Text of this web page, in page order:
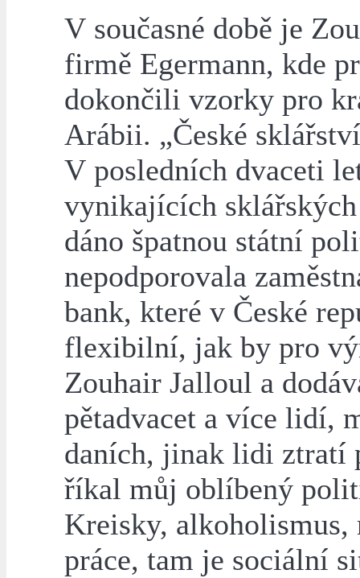
V současné době je
firmě Egermann, kde
dokončili vzorky pro
Arábii. „České
V posledních dvaceti
vynikajících
dáno špatnou státní
nepodporovala
bank, které v České
flexibilní, jak by pro
Zouhair Jalloul a
pětadvacet a více lidí,
daních, jinak lidi ztratí
říkal můj oblíbený
Kreisky,
práce, tam je sociální